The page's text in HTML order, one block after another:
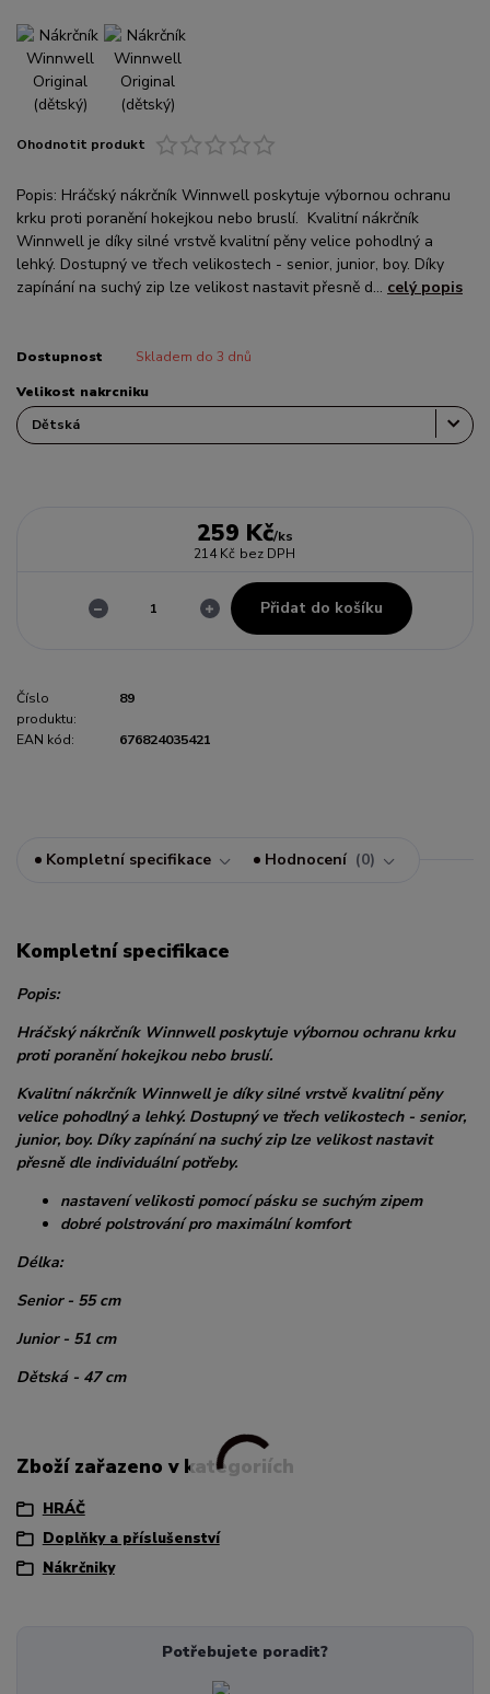
Ohodnotit produkt
Popis: Hráčský nákrčník Winnwell poskytuje výbornou ochranu
krku proti poranění hokejkou nebo bruslí. Kvalitní nákrčník
Winnwell je díky silné vrstvě kvalitní pěny velice pohodlný a
lehký. Dostupný ve třech velikostech - senior, junior, boy. Díky
zapínání na suchý zip lze velikost nastavit přesně d... celý popis
Dostupnost Skladem do 3 dnů
Velikost nakrcniku
259 Kč/ks
214 Kč bez DPH
Přidat do košíku
Číslo
produktu:
89
EAN kód: 676824035421
Kompletní specifikace Hodnocení 0
Kompletní specifikace
Popis:
Hráčský nákrčník Winnwell poskytuje výbornou ochranu krku
proti poranění hokejkou nebo bruslí.
Kvalitní nákrčník Winnwell je díky silné vrstvě kvalitní pěny
velice pohodlný a lehký. Dostupný ve třech velikostech - senior,
junior, boy. Díky zapínání na suchý zip lze velikost nastavit
přesně dle individuální potřeby.
nastavení velikosti pomocí pásku se suchým zipem
dobré polstrování pro maximální komfort
Délka:
Senior - 55 cm
Junior - 51 cm
Dětská - 47 cm
Zboží zařazeno v kategoriích
HRÁČ
Doplňky a příslušenství
Nákrčniky
Potřebujete poradit?